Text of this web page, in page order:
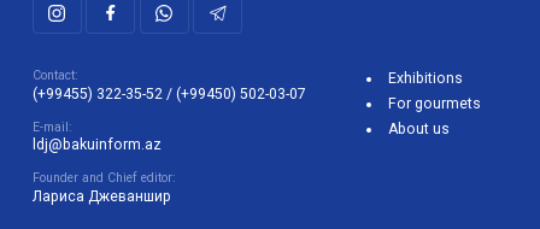
Contact:
(+99455) 322-35-52/ (+99450) 502-03-07
E-mail:
ldj@bakuinform.az
Founder and Chief editor:
Лариса Джеваншир
Exhibitions
For gourmets
About us